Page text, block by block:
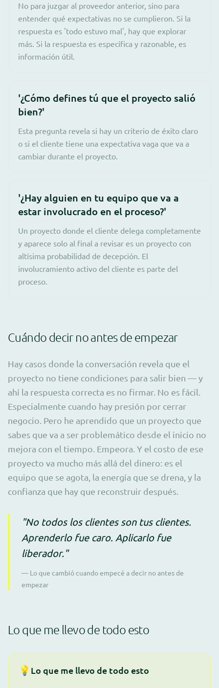
No para juzgar al proveedor anterior, sino para
entender qué expectativas no se cumplieron. Si la
respuesta es 'todo estuvo mal', hay que explorar
más. Si la respuesta es específica y razonable, es
información útil.
'¿Cómo defines tú que el proyecto salió
bien?'
Esta pregunta revela si hay un criterio de éxito claro
o si el cliente tiene una expectativa vaga que va a
cambiar durante el proyecto.
'¿Hay alguien en tu equipo que va a
estar involucrado en el proceso?'
Un proyecto donde el cliente delega completamente
y aparece solo al final a revisar es un proyecto con
altísima probabilidad de decepción. El
involucramiento activo del cliente es parte del
proceso.
Cuándo decir no antes de empezar
Hay casos donde la conversación revela que el
proyecto no tiene condiciones para salir bien — y
ahí la respuesta correcta es no firmar. No es fácil.
Especialmente cuando hay presión por cerrar
negocio. Pero he aprendido que un proyecto que
sabes que va a ser problemático desde el inicio no
mejora con el tiempo. Empeora. Y el costo de ese
proyecto va mucho más allá del dinero: es el
equipo que se agota, la energía que se drena, y la
confianza que hay que reconstruir después.
"No todos los clientes son tus clientes.
Aprenderlo fue caro. Aplicarlo fue
liberador."
— Lo que cambió cuando empecé a decir no antes de
empezar
Lo que me llevo de todo esto
💡 Lo que me llevo de todo esto